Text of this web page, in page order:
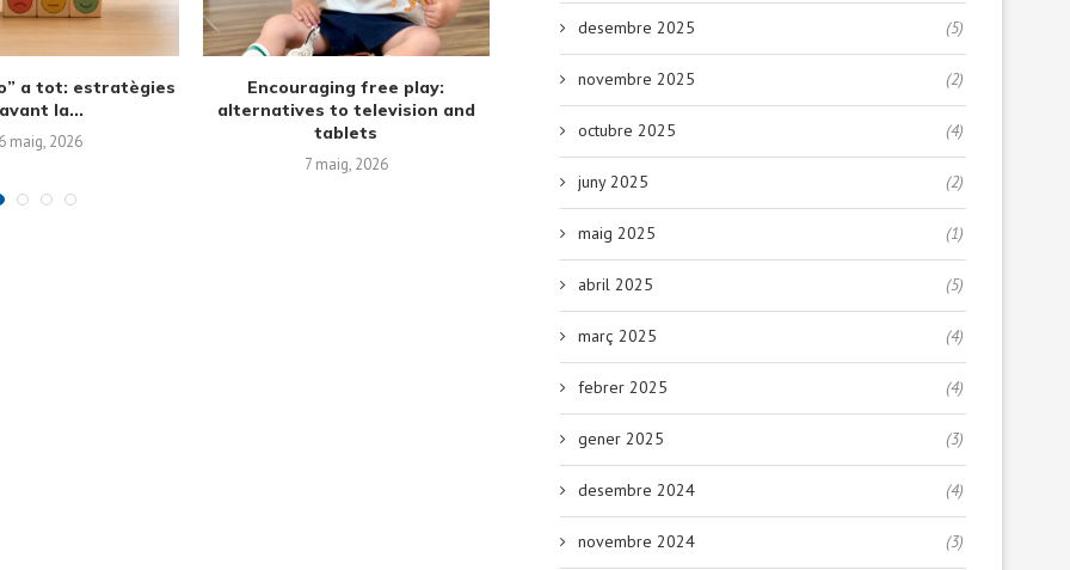
sound to first
març, 2026
Screen-Free Alternatives and
Family Time Management:
Creating Routines...
19 febrer, 2026
Deixa que la papallona voli
Cuando la hora de comer
reto:...
29 gener, 2026
desembre 2025 (5)
novembre 2025 (2)
octubre 2025 (4)
juny 2025 (2)
maig 2025 (1)
abril 2025 (5)
març 2025 (4)
febrer 2025 (4)
gener 2025 (3)
desembre 2024 (4)
novembre 2024 (3)